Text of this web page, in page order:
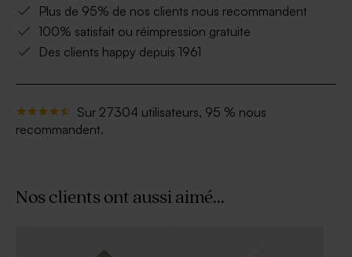
Plus de 95% de nos clients nous recommandent
100% satisfait ou réimpression gratuite
Des clients happy depuis 1961
Sur 27304 utilisateurs, 95 % nous
recommandent.
Nos clients ont aussi aimé...